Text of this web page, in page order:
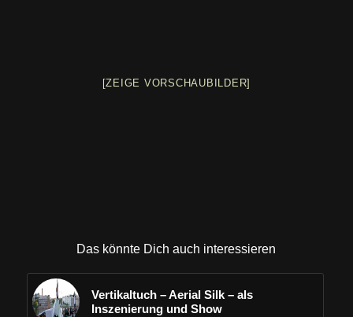
[ZEIGE VORSCHAUBILDER]
Das könnte Dich auch interessieren
Vertikaltuch – Aerial Silk – als
Inszenierung und Show